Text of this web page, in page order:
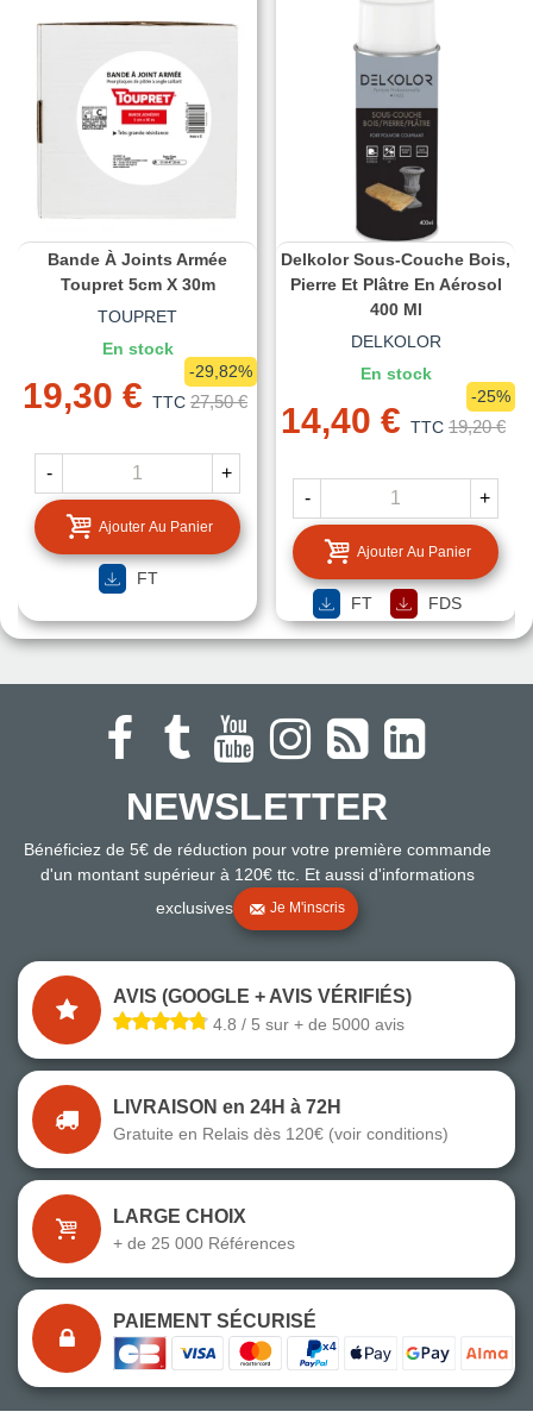
Bande À Joints Armée
Toupret 5cm X 30m
TOUPRET
En stock
19,30 € TTC 27,50 €
-29,82%
- +
Ajouter Au Panier
FT
Delkolor Sous-Couche Bois,
Pierre Et Plâtre En Aérosol
400 Ml
DELKOLOR
En stock
14,40 € TTC 19,20 €
-25%
- +
Ajouter Au Panier
FT FDS
NEWSLETTER
Bénéficiez de 5€ de réduction pour votre première commande
d'un montant supérieur à 120€ ttc. Et aussi d'informations
exclusives
Je M'inscris
AVIS (GOOGLE + AVIS VÉRIFIÉS)
4.8 / 5 sur + de 5000 avis
LIVRAISON en 24H à 72H
Gratuite en Relais dès 120€ (voir conditions)
LARGE CHOIX
+ de 25 000 Références
PAIEMENT SÉCURISÉ